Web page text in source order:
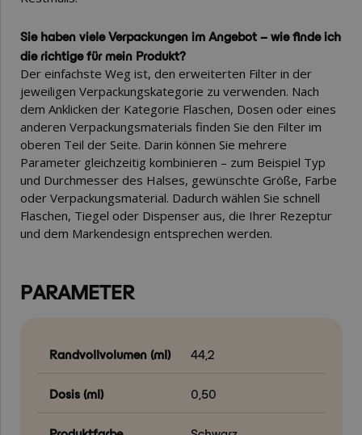
Sie haben viele Verpackungen im Angebot – wie finde ich
die richtige für mein Produkt?
Der einfachste Weg ist, den erweiterten Filter in der
jeweiligen Verpackungskategorie zu verwenden. Nach
dem Anklicken der Kategorie Flaschen, Dosen oder eines
anderen Verpackungsmaterials finden Sie den Filter im
oberen Teil der Seite. Darin können Sie mehrere
Parameter gleichzeitig kombinieren – zum Beispiel Typ
und Durchmesser des Halses, gewünschte Größe, Farbe
oder Verpackungsmaterial. Dadurch wählen Sie schnell
Flaschen, Tiegel oder Dispenser aus, die Ihrer Rezeptur
und dem Markendesign entsprechen werden.
PARAMETER
Randvollvolumen (ml) 44,2
Dosis (ml) 0,50